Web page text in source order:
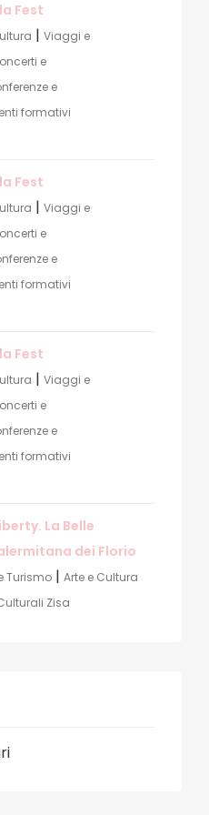
Fest
| Viaggi e
e
e
formativi
Fest
| Viaggi e
e
e
formativi
Fest
| Viaggi e
e
e
formativi
La Belle
dei Florio
Turismo | Arte e Cultura
Zisa